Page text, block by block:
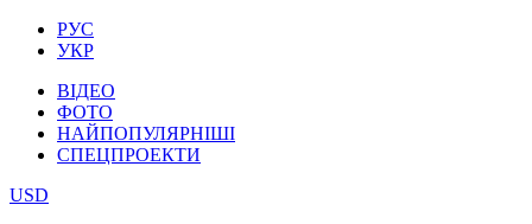
РУС
УКР
ВІДЕО
ФОТО
НАЙПОПУЛЯРНІШІ
СПЕЦПРОЕКТИ
USD